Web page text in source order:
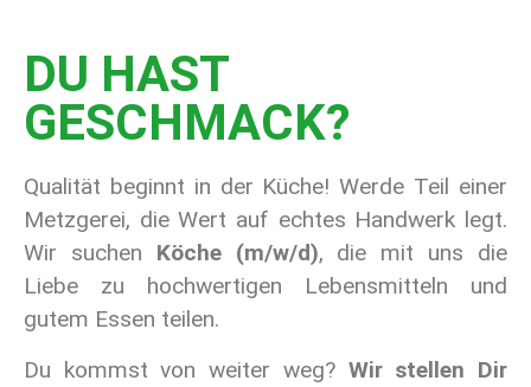
DU HAST
GESCHMACK?
Qualität beginnt in der Küche! Werde Teil einer
Metzgerei, die Wert auf echtes Handwerk legt.
Wir suchen Köche (m/w/d), die mit uns die
Liebe zu hochwertigen Lebensmitteln und
gutem Essen teilen.
Du kommst von weiter weg? Wir stellen Dir